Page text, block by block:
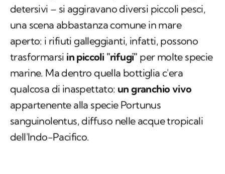
detersivi – si aggiravano diversi piccoli pesci,
una scena abbastanza comune in mare
aperto: i rifiuti galleggianti, infatti, possono
trasformarsi in piccoli "rifugi" per molte specie
marine. Ma dentro quella bottiglia c'era
qualcosa di inaspettato: un granchio vivo
appartenente alla specie Portunus
sanguinolentus, diffuso nelle acque tropicali
dell'Indo-Pacifico.